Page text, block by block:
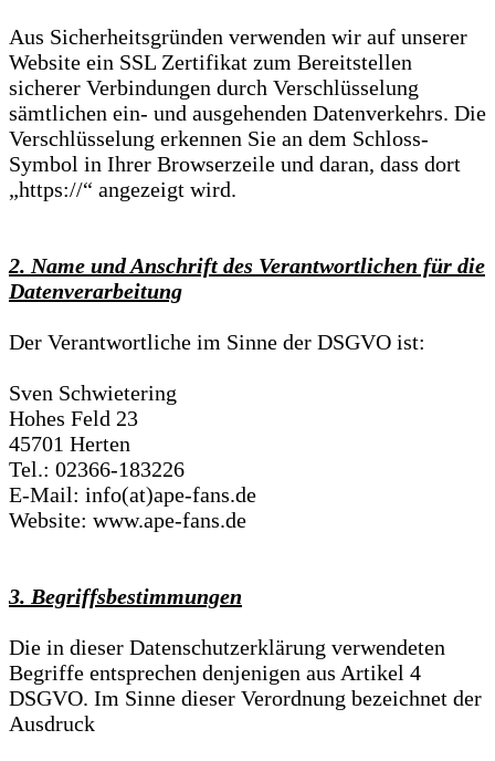
Aus Sicherheitsgründen verwenden wir auf unserer
Website ein SSL Zertifikat zum Bereitstellen
sicherer Verbindungen durch Verschlüsselung
sämtlichen ein- und ausgehenden Datenverkehrs. Die
Verschlüsselung erkennen Sie an dem Schloss-
Symbol in Ihrer Browserzeile und daran, dass dort
„https://“ angezeigt wird.
2. Name und Anschrift des Verantwortlichen für die
Datenverarbeitung
Der Verantwortliche im Sinne der DSGVO ist:
Sven Schwietering
Hohes Feld 23
45701 Herten
Tel.: 02366-183226
E-Mail: info(at)ape-fans.de
Website: www.ape-fans.de
3. Begriffsbestimmungen
Die in dieser Datenschutzerklärung verwendeten
Begriffe entsprechen denjenigen aus Artikel 4
DSGVO. Im Sinne dieser Verordnung bezeichnet der
Ausdruck